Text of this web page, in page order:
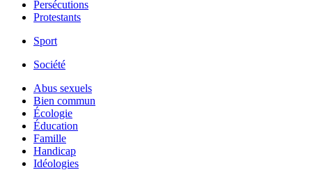
Persécutions
Protestants
Sport
Société
Abus sexuels
Bien commun
Écologie
Éducation
Famille
Handicap
Idéologies